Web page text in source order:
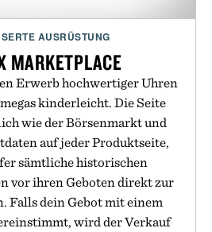
AUSRÜSTUNG
MARKETPLACE
Erwerb hochwertiger Uhren
kinderleicht. Die Seite
wie der Börsenmarkt und
auf jeder Produktseite,
sämtliche historischen
vor ihren Geboten direkt zur
Falls dein Gebot mit einem
wird der Verkauf